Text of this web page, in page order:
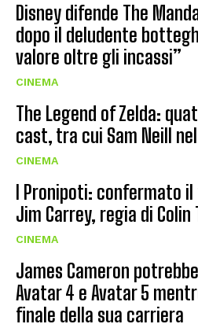
Disney difende The
dopo il deludente
valore oltre gli incassi”
CINEMA
The Legend of Zelda:
cast, tra cui Sam Neill
CINEMA
I Pronipoti: confermato
Jim Carrey, regia di
CINEMA
James Cameron
Avatar 4 e Avatar 5
finale della sua carriera